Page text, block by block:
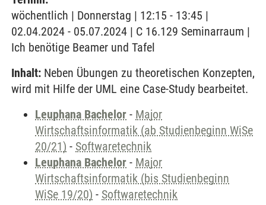
wöchentlich | Donnerstag | 12:15 - 13:45 |
02.04.2024 - 05.07.2024 | C 16.129 Seminarraum |
Ich benötige Beamer und Tafel
Inhalt: Neben Übungen zu theoretischen Konzepten,
wird mit Hilfe der UML eine Case-Study bearbeitet.
Leuphana Bachelor - Major
Wirtschaftsinformatik (ab Studienbeginn WiSe
20/21) - Softwaretechnik
Leuphana Bachelor - Major
Wirtschaftsinformatik (bis Studienbeginn
WiSe 19/20) - Softwaretechnik